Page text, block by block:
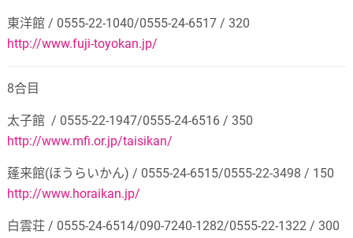
東洋館 / 0555-22-1040/0555-24-6517 / 320
http://www.fuji-toyokan.jp/
8合目
太子館 / 0555-22-1947/0555-24-6516 / 350
http://www.mfi.or.jp/taisikan/
蓬来館(ほうらいかん) / 0555-24-6515/0555-22-3498 / 150
http://www.horaikan.jp/
白雲荘 / 0555-24-6514/090-7240-1282/0555-22-1322 / 300